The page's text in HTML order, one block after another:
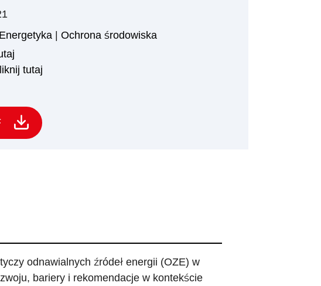
Energetyka| Ochrona środowiska
tutaj
odnawialnych źródeł energii (OZE) w
bariery i rekomendacje w kontekście